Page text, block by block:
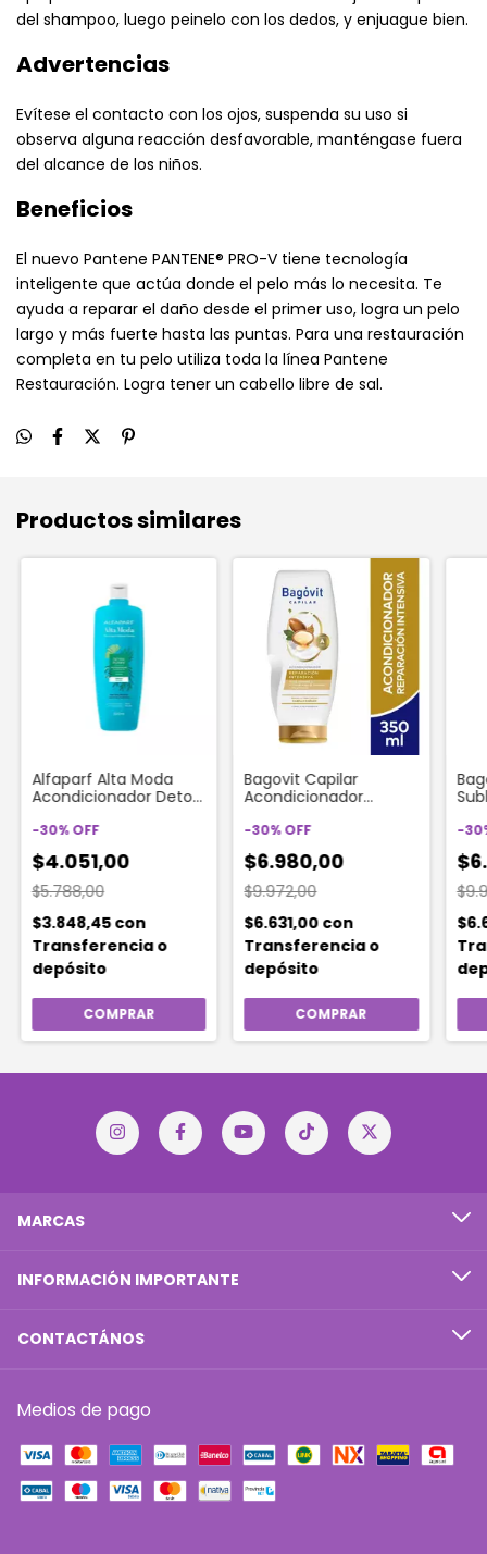
del shampoo, luego peinelo con los dedos, y enjuague bien.
Advertencias
Evítese el contacto con los ojos, suspenda su uso si
observa alguna reacción desfavorable, manténgase fuera
del alcance de los niños.
Beneficios
El nuevo Pantene PANTENE® PRO-V tiene tecnología
inteligente que actúa donde el pelo más lo necesita. Te
ayuda a reparar el daño desde el primer uso, logra un pelo
largo y más fuerte hasta las puntas. Para una restauración
completa en tu pelo utiliza toda la línea Pantene
Restauración. Logra tener un cabello libre de sal.
Productos similares
Alfaparf Alta Moda
Acondicionador Detox
-30%OFF
$4.051,00
$5.788,00
$3.848,45con
Transferencia o
depósito
Bagovit Capilar
Acondicionador
Ml
-30%OFF
$6.980,00
$9.972,00
$6.631,00 con
Transferencia o
depósito
-30
MARCAS
INFORMACIÓN IMPORTANTE
CONTACTÁNOS
Medios de pago